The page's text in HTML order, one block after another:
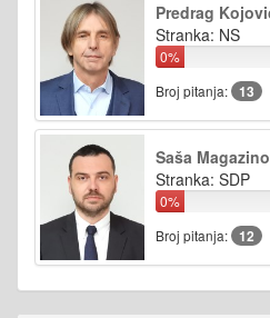
Predrag
Stranka: NS
0%
Broj pitanja: 13
Saša
Stranka: SDP
0%
Broj pitanja: 12